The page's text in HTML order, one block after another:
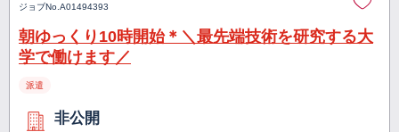
ジョブNo.A01494393
朝ゆっくり10時開始＊＼最先端技術を研究する大
学で働けます／
派遣
非公開